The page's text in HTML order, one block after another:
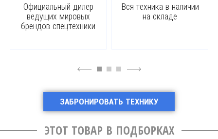
Официальный дилер
ведущих мировых
брендов спецтехники
Вся техника в наличии
на складе
4 6
ЗАБРОНИРОВАТЬ ТЕХНИКУ
ЭТОТ ТОВАР В ПОДБОРКАХ